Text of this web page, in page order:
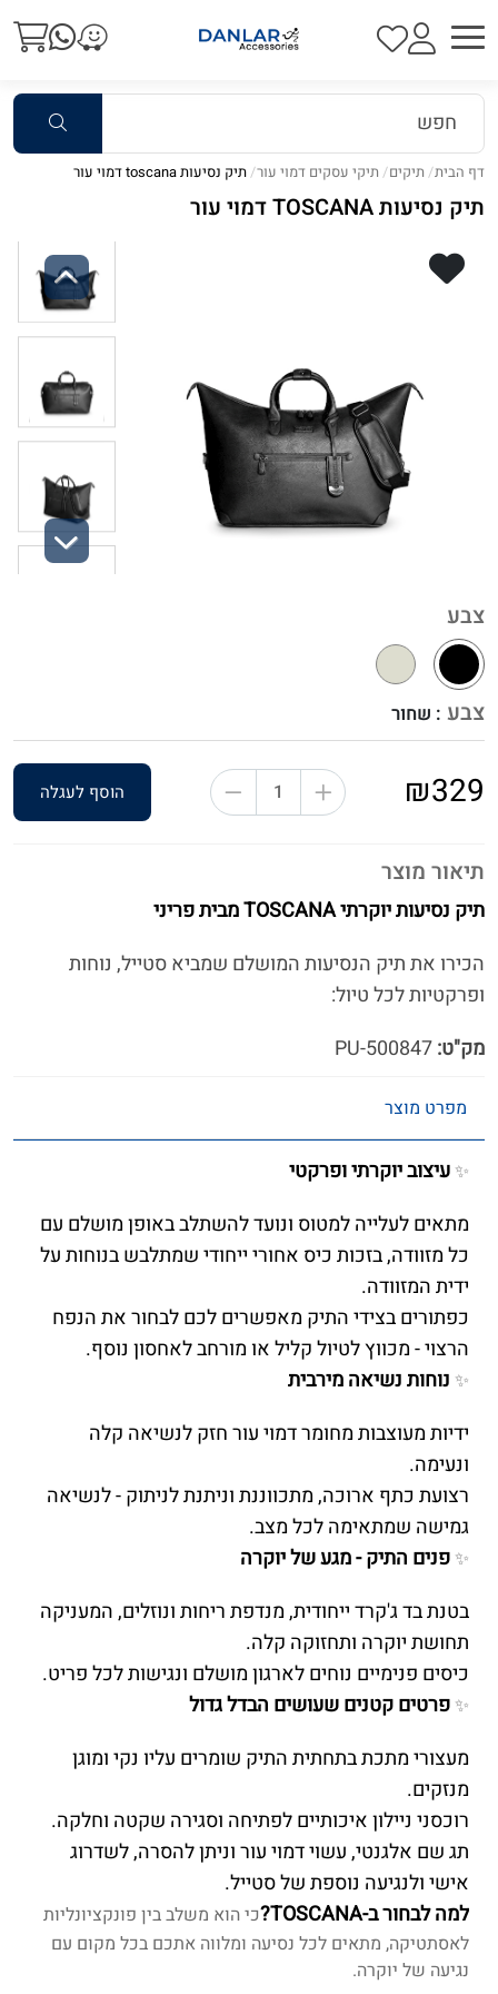
דף הבית תיקים תיקי עסקים דמוי עור תיק נסיעות toscana דמוי עור
תיק נסיעות TOSCANA דמוי עור
תיאור מוצר
תיק נסיעות יוקרתי TOSCANA מבית פריני
הכירו את תיק הנסיעות המושלם שמביא סטייל, נוחות
ופרקטיות לכל טיול:
מק"ט:
צבע
צבע : שחור
₪329 הוסף לעגלה
מפרט מוצר
✨עיצוב יוקרתי ופרקטי
מתאים לעלייה למטוס ונועד להשתלב באופן מושלם עם
כל מזוודה, בזכות כיס אחורי ייחודי שמתלבש בנוחות על
ידית המזוודה.
כפתורים בצידי התיק מאפשרים לכם לבחור את הנפח
הרצוי - מכווץ לטיול קליל או מורחב לאחסון נוסף.
✨ נוחות נשיאה מירבית
ידיות מעוצבות מחומר דמוי עור חזק לנשיאה קלה
ונעימה.
רצועת כתף ארוכה, מתכווננת וניתנת לניתוק - לנשיאה
גמישה שמתאימה לכל מצב.
✨פנים התיק - מגע של יוקרה
בטנת בד ג'קרד ייחודית, מנדפת ריחות ונוזלים, המעניקה
תחושת יוקרה ותחזוקה קלה.
כיסים פנימיים נוחים לארגון מושלם ונגישות לכל פריט.
✨פרטים קטנים שעושים הבדל גדול
מעצורי מתכת בתחתית התיק שומרים עליו נקי ומוגן
מנזקים.
רוכסני ניילון איכותיים לפתיחה וסגירה שקטה וחלקה.
תג שם אלגנטי, עשוי דמוי עור וניתן להסרה, לשדרוג
אישי ולנגיעה נוספת של סטייל.
למה לבחור ב-TOSCANA?
כי הוא משלב בין פונקציונליות
לאסתטיקה, מתאים לכל נסיעה ומלווה אתכם בכל מקום עם
נגיעה של יוקרה.
Previous
Next